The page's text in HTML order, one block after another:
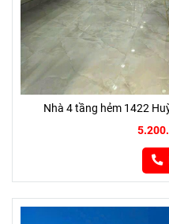
Nhà 4 tầng hẻm 1422